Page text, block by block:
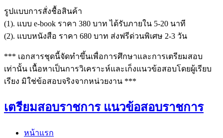
รูปแบบการสั่งชื้อสินค้า
(1). แบบ e-book ราคา 380 บาท ได้รับภายใน 5-20 นาที
(2). แบบหนังสือ ราคา 680 บาท ส่งฟรีด่วนพิเศษ 2-3 วัน
*** เอกสารชุดนี้จัดทำขึ้นเพื่อการศึกษาและการเตรียมสอบ
เท่านั้น เนื้อหาเป็นการวิเคราะห์และเก็งแนวข้อสอบโดยผู้เรียบ
เรียง มิใช่ข้อสอบจริงจากหน่วยงาน ***
เตรียมสอบราชการ แนวข้อสอบราชการ
หน้าแรก